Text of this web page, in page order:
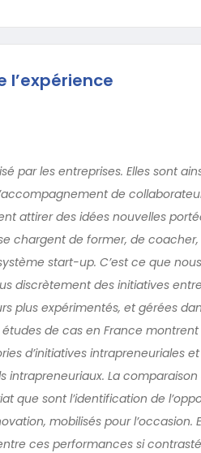
l’expérience
par les entreprises. Elles sont
de
attirer des idées nouvelles
chargent de former, de
start-up. C’est ce que
discrètement des initiatives
plus expérimentés, et gérées
de cas en France
d’initiatives intrapreneuriales
intrapreneuriaux. La
que sont l’identification de
mobilisés pour l’occasion.
ces performances si